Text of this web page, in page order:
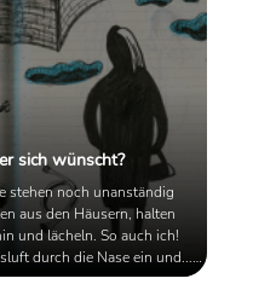
sich wünscht?
stehen noch unanständig
aus den Häusern, halten
und lächeln. So auch ich!
durch die Nase ein und...
Übelkeit hervorrufend und